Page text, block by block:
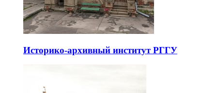
Историко-архивный институт РГГУ